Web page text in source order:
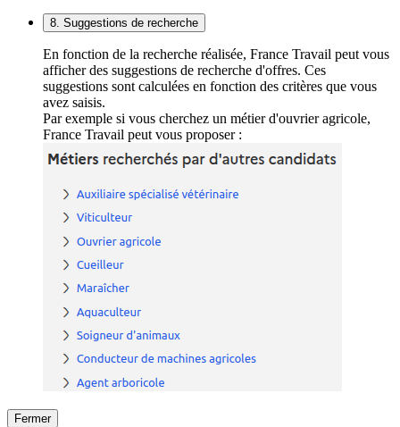
8. Suggestions de recherche
En fonction de la recherche réalisée, France Travail peut vous
afficher des suggestions de recherche d'offres. Ces
suggestions sont calculées en fonction des critères que vous
avez saisis.
Par exemple si vous cherchez un métier d'ouvrier agricole,
France Travail peut vous proposer :
Fermer